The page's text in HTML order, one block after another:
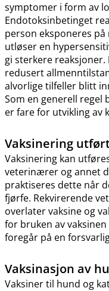
symptomer i form av
Endotoksinbetinget
person eksponeres
utløser en
gi sterkere
redusert
alvorlige tilfeller blitt
Som en generell regel
er fare for utvikling av
Vaksinering
Vaksinering kan
veterinærer og annet
praktiseres dette når
fjørfe. Rekvirerende
overlater vaksine og
for bruken av
foregår på en
Vaksinasjon av
Vaksiner til hund og